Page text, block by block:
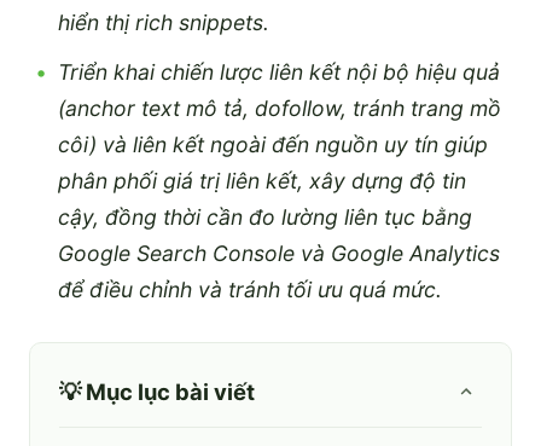
hiển thị rich snippets.
Triển khai chiến lược liên kết nội bộ hiệu quả
(anchor text mô tả, dofollow, tránh trang mồ
côi) và liên kết ngoài đến nguồn uy tín giúp
phân phối giá trị liên kết, xây dựng độ tin
cậy, đồng thời cần đo lường liên tục bằng
Google Search Console và Google Analytics
để điều chỉnh và tránh tối ưu quá mức.
💡 Mục lục bài viết